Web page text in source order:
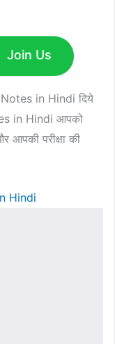
Join Us
in Hindi दिये
in Hindi आपको
परीक्षा की
Hindi